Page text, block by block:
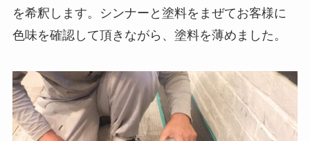
を希釈します。シンナーと塗料をまぜてお客様に
色味を確認して頂きながら、塗料を薄めました。